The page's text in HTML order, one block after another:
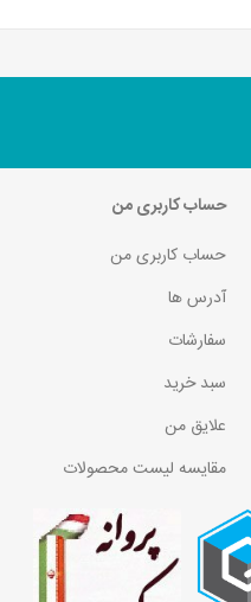
حساب کاربری من
حساب کاربری من
آدرس ها
سفارشات
سبد خرید
علایق من
مقایسه لیست محصولات